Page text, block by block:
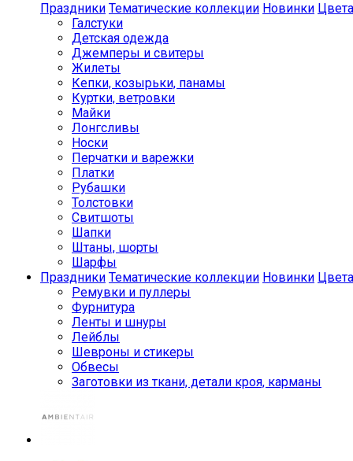
Праздники Тематические коллекции Новинки Цвета
Галстуки
Детская одежда
Джемперы и свитеры
Жилеты
Кепки, козырьки, панамы
Куртки, ветровки
Майки
Лонгсливы
Носки
Перчатки и варежки
Платки
Рубашки
Толстовки
Свитшоты
Шапки
Штаны, шорты
Шарфы
Праздники Тематические коллекции Новинки Цвета
Ремувки и пуллеры
Фурнитура
Ленты и шнуры
Лейблы
Шевроны и стикеры
Обвесы
Заготовки из ткани, детали кроя, карманы